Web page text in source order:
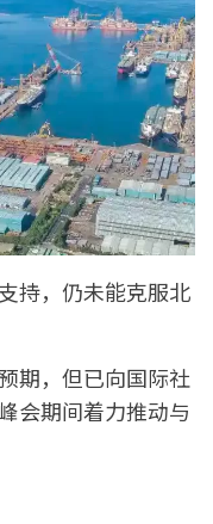
持，仍未能克服北
期，但已向国际社
会期间着力推动与